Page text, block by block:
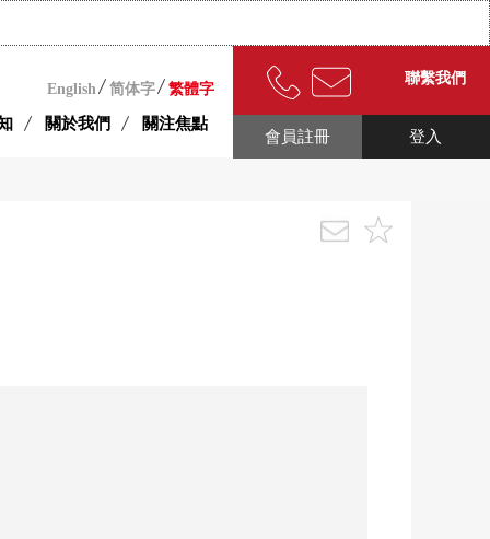
English 简体字 繁體字
關於我們 關注焦點
聯繫我們
登入
會員註冊